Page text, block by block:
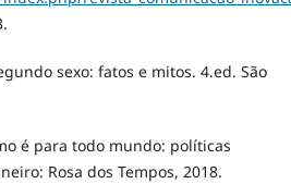
sexo: fatos e mitos. 4.ed. São
é para todo mundo: políticas
Rosa dos Tempos, 2018.